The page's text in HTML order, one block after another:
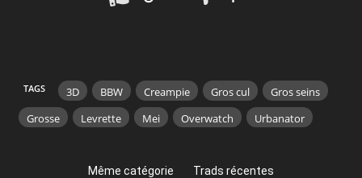
TAGS 3D BBW Creampie Gros cul
Gros seins
Grosse
Levrette Mei Overwatch Urbanator
Même catégorie Trads récentes